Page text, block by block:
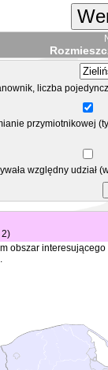
liczba
przymiotnikowej
względny
2)
obszar